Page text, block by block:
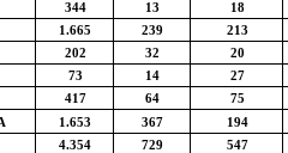
344 13
18
1.665 239
213
202 32
20
73 14
27
417 64
75
1.653 367
194
4.354 729 547